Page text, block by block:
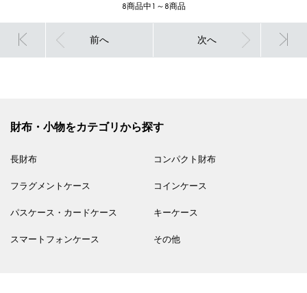
8商品中1～8商品
前へ 次へ
財布・小物をカテゴリから探す
長財布 コンパクト財布
フラグメントケース コインケース
パスケース・カードケース キーケース
スマートフォンケース その他